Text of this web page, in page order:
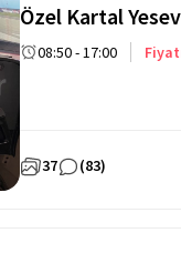
Özel Kartal
08:50 - 17:00
37 (83)